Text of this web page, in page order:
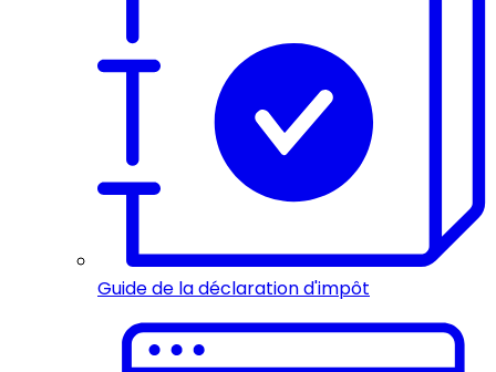
Guide de la déclaration d'impôt